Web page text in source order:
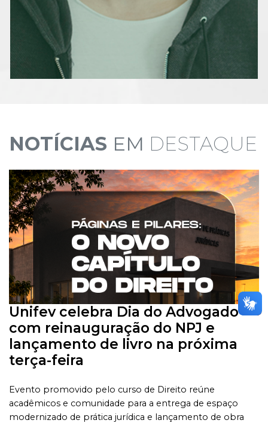
NOTÍCIAS EM DESTAQUE
Unifev celebra Dia do Advogado
com reinauguração do NPJ e
lançamento de livro na próxima
terça-feira
Evento promovido pelo curso de Direito reúne
acadêmicos e comunidade para a entrega de espaço
modernizado de prática jurídica e lançamento de obra